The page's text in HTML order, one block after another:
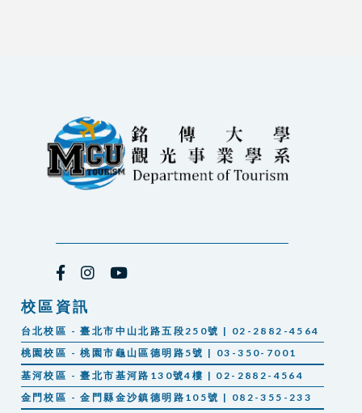
校區資訊
台北校區 - 臺北市中山北路五段250號 | 02-2882-4564
桃園校區 - 桃園市龜山區德明路5號 | 03-350-7001
基河校區 - 臺北市基河路130號4樓 | 02-2882-4564
金門校區 - 金門縣金沙鎮德明路105號 | 082-355-233